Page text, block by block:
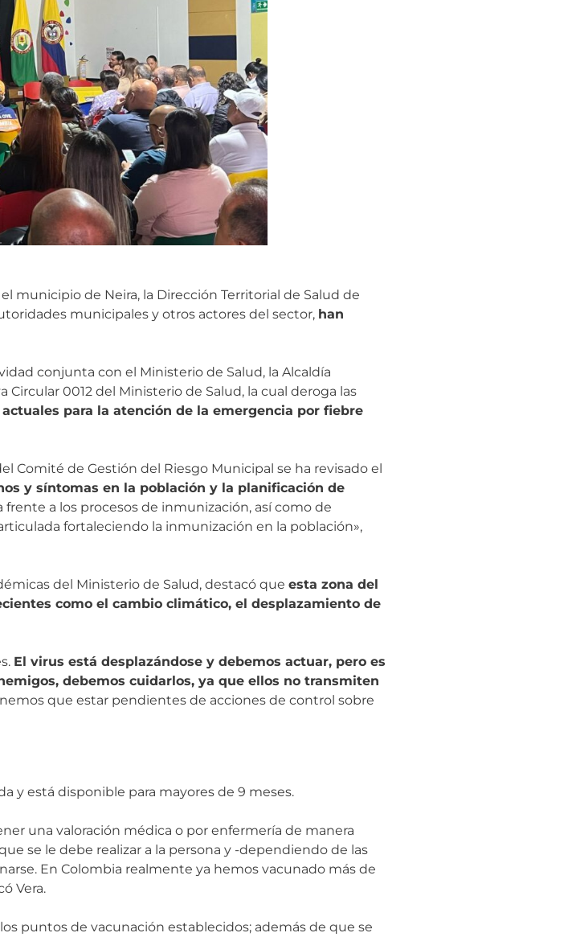
municipio de Neira, la Dirección Territorial de Salud de
municipales y otros actores del sector, han
conjunta con el Ministerio de Salud, la Alcaldía
0012 del Ministerio de Salud, la cual deroga las
para la atención de la emergencia por fiebre
Comité de Gestión del Riesgo Municipal se ha revisado el
y síntomas en la población y la planificación de
a los procesos de inmunización, así como de
fortaleciendo la inmunización en la población»,
del Ministerio de Salud, destacó que esta zona del
como el cambio climático, el desplazamiento de
El virus está desplazándose y debemos actuar, pero es
debemos cuidarlos, ya que ellos no transmiten
que estar pendientes de acciones de control sobre
y está disponible para mayores de 9 meses.
una valoración médica o por enfermería de manera
se le debe realizar a la persona y -dependiendo de las
En Colombia realmente ya hemos vacunado más de
Vera.
puntos de vacunación establecidos; además de que se